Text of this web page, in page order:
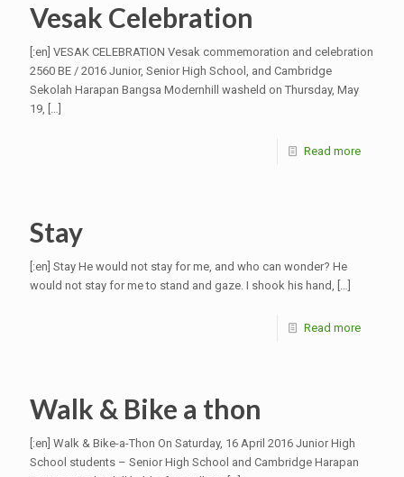
Vesak Celebration
[:en] VESAK CELEBRATION Vesak commemoration and celebration
2560 BE / 2016 Junior, Senior High School, and Cambridge
Sekolah Harapan Bangsa Modernhill washeld on Thursday, May
19, […]
Read more
Stay
[:en] Stay He would not stay for me, and who can wonder? He
would not stay for me to stand and gaze. I shook his hand, […]
Read more
Walk & Bike a thon
[:en] Walk & Bike-a-Thon On Saturday, 16 April 2016 Junior High
School students – Senior High School and Cambridge Harapan